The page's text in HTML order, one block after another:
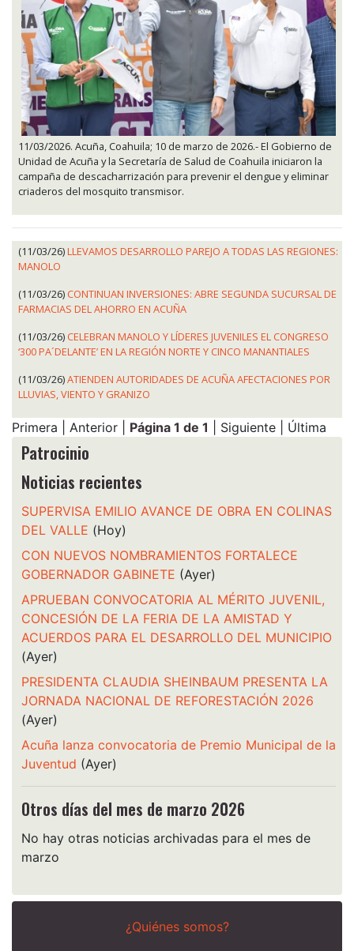
11/03/2026. Acuña, Coahuila; 10 de marzo de 2026.- El Gobierno de
Unidad de Acuña y la Secretaría de Salud de Coahuila iniciaron la
campaña de descacharrización para prevenir el dengue y eliminar
criaderos del mosquito transmisor.
(11/03/26)LLEVAMOS DESARROLLO PAREJO A TODAS LAS REGIONES:
MANOLO
(11/03/26) CONTINUAN INVERSIONES: ABRE SEGUNDA SUCURSAL DE
FARMACIAS DEL AHORRO EN ACUÑA
(11/03/26) CELEBRAN MANOLO Y LÍDERES JUVENILES EL CONGRESO
‘300 PA´DELANTE’ EN LA REGIÓN NORTE Y CINCO MANANTIALES
(11/03/26)ATIENDEN AUTORIDADES DE ACUÑA AFECTACIONES POR
LLUVIAS, VIENTO Y GRANIZO
Primera | Anterior | Página 1 de 1 | Siguiente | Última
Patrocinio
Noticias recientes
SUPERVISA EMILIO AVANCE DE OBRA EN COLINAS
DEL VALLE (Hoy)
CON NUEVOS NOMBRAMIENTOS FORTALECE
GOBERNADOR GABINETE (Ayer)
APRUEBAN CONVOCATORIA AL MÉRITO JUVENIL,
CONCESIÓN DE LA FERIA DE LA AMISTAD Y
ACUERDOS PARA EL DESARROLLO DEL MUNICIPIO
(Ayer)
PRESIDENTA CLAUDIA SHEINBAUM PRESENTA LA
JORNADA NACIONAL DE REFORESTACIÓN 2026
(Ayer)
Acuña lanza convocatoria de Premio Municipal de la
Juventud (Ayer)
Otros días del mes de marzo 2026
No hay otras noticias archivadas para el mes de
marzo
¿Quiénes somos?